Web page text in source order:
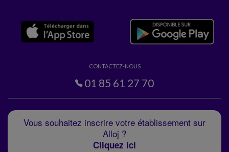
CONTACTEZ-NOUS
01 85 61 27 70
Vous souhaitez inscrire votre établissement sur
Alloj ?
Cliquez ici